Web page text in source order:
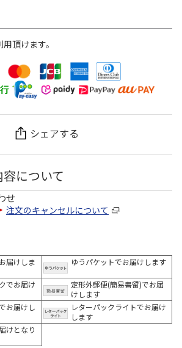
頂けます。
シェアする
について
せ
注文のキャンセルについて
届けしま
ゆうパケットでお届けします
でお届け
定形外郵便(簡易書留)でお届
けします
お届けし
レターパックライトでお届け
します
けとなり